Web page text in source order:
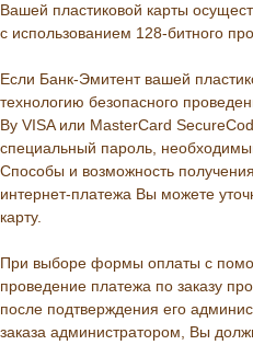
Вашей пластиковой карты
с использованием 128-битного
Если Банк-Эмитент вашей
технологию безопасного
By VISA или MasterCard
специальный пароль,
Способы и возможность
интернет-платежа Вы можете
карту.
При выборе формы оплаты с
проведение платежа по заказу
после подтверждения его
заказа администратором, Вы